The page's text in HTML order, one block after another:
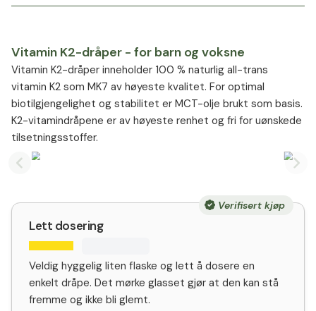
Vitamin K2-dråper - for barn og voksne
Vitamin K2-dråper inneholder 100 % naturlig all-trans
vitamin K2 som MK7 av høyeste kvalitet. For optimal
biotilgjengelighet og stabilitet er MCT-olje brukt som basis.
K2-vitamindråpene er av høyeste renhet og fri for uønskede
tilsetningsstoffer.
Previous slide
Verifisert kjøp
Lett dosering
Veldig hyggelig liten flaske og lett å dosere en
enkelt dråpe. Det mørke glasset gjør at den kan stå
fremme og ikke bli glemt.